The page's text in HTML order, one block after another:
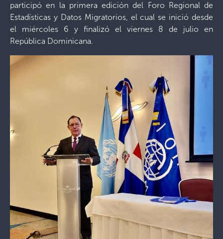
participó en la primera edición del Foro Regional de
Estadísticas y Datos Migratorios, el cual se inició desde
el miércoles 6 y finalizó el viernes 8 de julio en
República Dominicana.